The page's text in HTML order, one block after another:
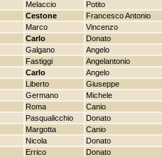
Melaccio Potito
Cestone Francesco Antonio
Marco Vincenzo
Carlo Donato
Galgano Angelo
Fastiggi Angelantonio
Carlo Angelo
Liberto Giuseppe
Germano Michele
Roma Canio
Pasqualicchio Donato
Margotta Canio
Nicola Donato
Errico Donato